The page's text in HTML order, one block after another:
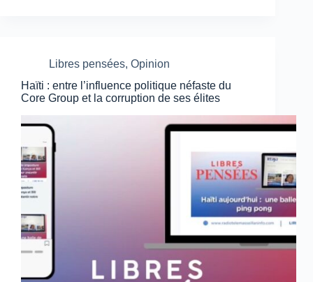
Libres pensées, Opinion
Haïti : entre l’influence politique néfaste du
Core Group et la corruption de ses élites